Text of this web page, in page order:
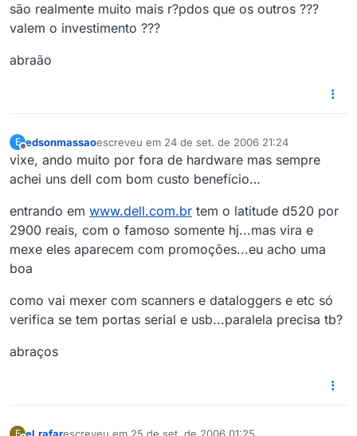
são realmente muito mais r?pdos que os outros ???
valem o investimento ???
abraão
E edsonmassaoescreveu em 24 de set. de 2006 21:24
última edição por
vixe, ando muito por fora de hardware mas sempre
achei uns dell com bom custo benefício…
entrando em www.dell.com.br tem o latitude d520 por
2900 reais, com o famoso somente hj...mas vira e
mexe eles aparecem com promoções...eu acho uma
boa
como vai mexer com scanners e dataloggers e etc só
verifica se tem portas serial e usb...paralela precisa tb?
abraços
E